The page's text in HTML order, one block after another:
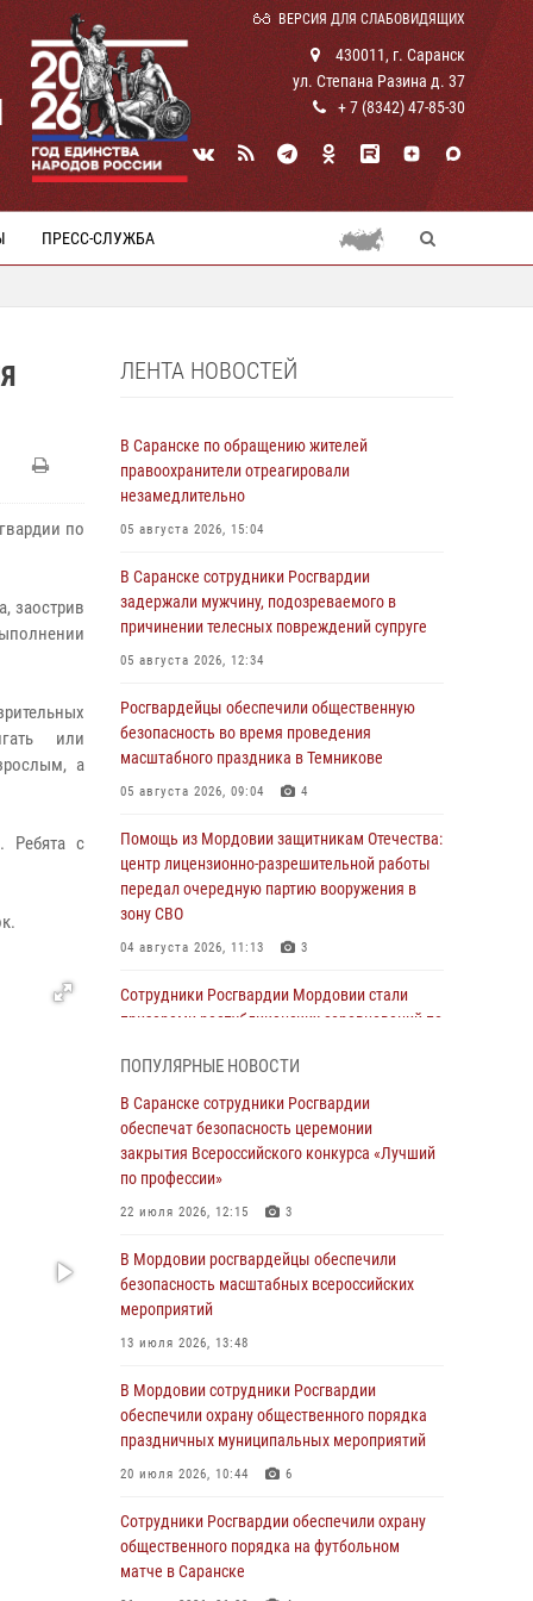
ВЕРСИЯ ДЛЯ СЛАБОВИДЯЩИХ
430011, г. Саранск
ул. Степана Разина д. 37
+ 7 (8342) 47-85-30
ПРЕСС-СЛУЖБА
по
заострив
или
а
Ребята с
ЛЕНТА НОВОСТЕЙ
В Саранске по обращению жителей
правоохранители отреагировали
незамедлительно
05 августа 2026, 15:04
В Саранске сотрудники Росгвардии
задержали мужчину, подозреваемого в
причинении телесных повреждений супруге
05 августа 2026, 12:34
Росгвардейцы обеспечили общественную
безопасность во время проведения
масштабного праздника в Темникове
05 августа 2026, 09:04 4
Помощь из Мордовии защитникам Отечества:
центр лицензионно-разрешительной работы
передал очередную партию вооружения в
зону СВО
04 августа 2026, 11:13 3
Сотрудники Росгвардии Мордовии стали
призерами республиканских соревнований по
В Саранске росгвардейцы пресекли
нарушение правопорядка: «отдых» на
лавочке закончился в отделе полиции
04 августа 2026, 07:06
В Саранске сотрудники Росгвардии
задержали гражданина за нанесение побоев
03 августа 2026, 08:58
безопасность празднования 98-летия
Торбеевского и Ковылкинского районов
Мордовии
03 августа 2026, 08:32
В Мордовии отметили День ВДВ: нарушений
правопорядка не допущено
03 августа 2026, 07:40
ПОПУЛЯРНЫЕ НОВОСТИ
В Саранске сотрудники Росгвардии
обеспечат безопасность церемонии
закрытия Всероссийского конкурса «Лучший
по профессии»
22 июля 2026, 12:15 3
В Мордовии росгвардейцы обеспечили
безопасность масштабных всероссийских
мероприятий
13 июля 2026, 13:48
В Мордовии сотрудники Росгвардии
обеспечили охрану общественного порядка
праздничных муниципальных мероприятий
20 июля 2026, 10:44 6
Сотрудники Росгвардии обеспечили охрану
общественного порядка на футбольном
матче в Саранске